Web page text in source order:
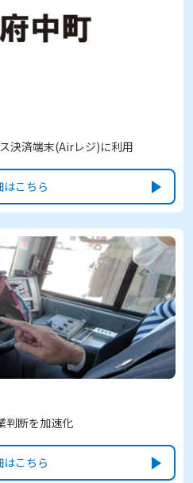
決済端末(Airレジ)に利用
はこちら
判断を加速化
はこちら